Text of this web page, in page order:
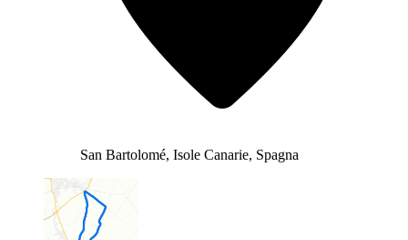
San Bartolomé, Isole Canarie, Spagna